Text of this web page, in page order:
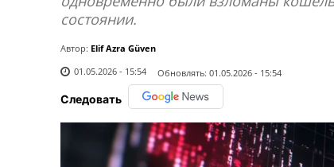
состоянии.
Автор: Elif Azra Güven
01.05.2026 - 15:54
Обновлять: 01.05.2026 - 15:54
Следовать